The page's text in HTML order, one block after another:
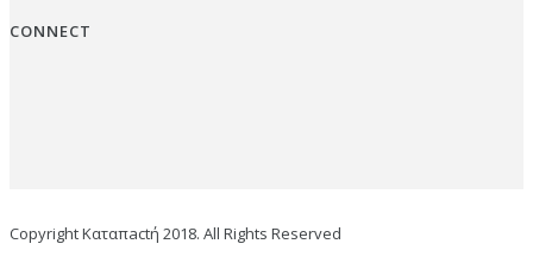
CONNECT
Copyright Καταπactή 2018. All Rights Reserved